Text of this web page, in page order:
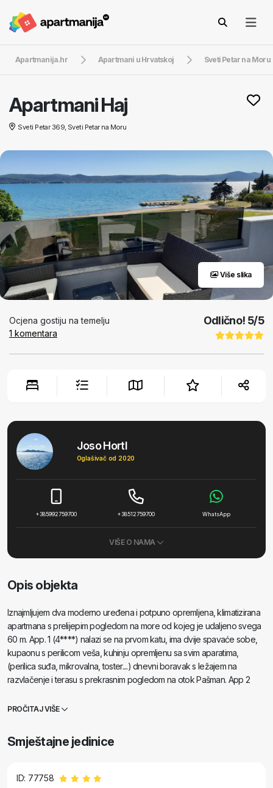
Apartmanija.hr Apartmani u Hrvatskoj Sveti Petar na Moru
Apartmani Haj
Sveti Petar 369, Sveti Petar na Moru
Više slika
Ocjena gostiju na temelju
1 komentara
Odlično! 5/5
Joso Hortl
Oglašivač od 2020
+385992759700 +38512759700 WhatsApp
VIŠE O NAMA
Opis objekta
Iznajmljujem dva moderno uređena i potpuno opremljena, klimatizirana
apartmana s prelijepim pogledom na more od kojeg je udaljeno svega
60 m. App. 1 (4****) nalazi se na prvom katu, ima dvije spavaće sobe,
kupaonu s perilicom veša, kuhinju opremljenu sa svim aparatima,
(perilica suđa, mikrovalna, toster....) dnevni boravak s ležajem na
razvlačenje i terasu s prekrasnim pogledom na otok Pašman. App 2
boravkom, kupaonu i terasu s pogledom na more. Opremljen je
PROČITAJ VIŠE
Smještajne jedinice
ID: 77758